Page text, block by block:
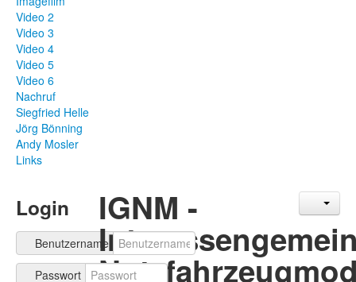
Video 2
Video 3
Video 4
Video 5
Video 6
Nachruf
Siegfried Helle
Jörg Bönning
Andy Mosler
Links
Login
Benutzername
Passwort
IGNM -